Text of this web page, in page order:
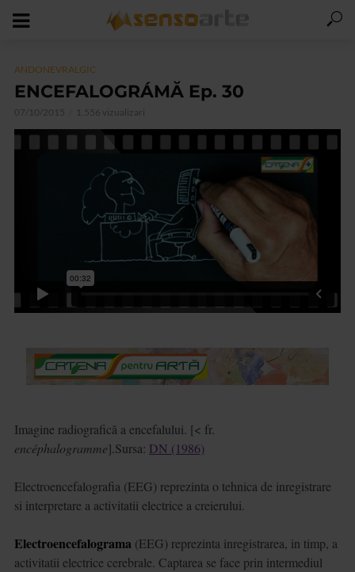
ANDONEVRALGIC
ENCEFALOGRÁMĂ Ep. 30
07/10/2015 1.556 vizualizari
Imagine radiografică a encefalului. [< fr.
encéphalogramme].Sursa: DN (1986)
Electroencefalografia (EEG) reprezinta o tehnica de inregistrare
si interpretare a activitatii electrice a creierului.
Electroencefalograma (EEG) reprezinta inregistrarea, in timp, a
activitatii electrice cerebrale. Captarea se face prin intermediul